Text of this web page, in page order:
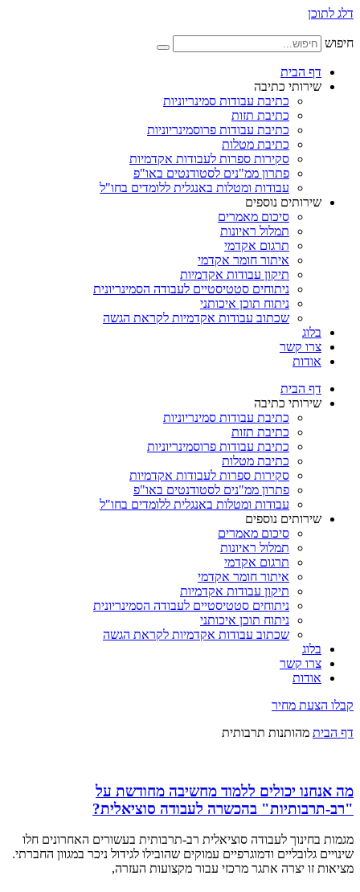
דלג לתוכן
חיפוש
דף הבית
שירותי כתיבה
כתיבת עבודות סמינריוניות
כתיבת תזות
כתיבת עבודות פרוסמינריוניות
כתיבת מטלות
סקירות ספרות לעבודות אקדמיות
פתרון ממ"נים לסטודנטים באו"פ
עבודות ומטלות באנגלית ללומדים בחו"ל
שירותים נוספים
סיכום מאמרים
תמלול ראיונות
תרגום אקדמי
איתור חומר אקדמי
תיקון עבודות אקדמיות
ניתוחים סטטיסטיים לעבודה הסמינריונית
ניתוח תוכן איכותני
שכתוב עבודות אקדמיות לקראת הגשה
בלוג
צרו קשר
אודות
דף הבית
שירותי כתיבה
כתיבת עבודות סמינריוניות
כתיבת תזות
כתיבת עבודות פרוסמינריוניות
כתיבת מטלות
סקירות ספרות לעבודות אקדמיות
פתרון ממ"נים לסטודנטים באו"פ
עבודות ומטלות באנגלית ללומדים בחו"ל
שירותים נוספים
סיכום מאמרים
תמלול ראיונות
תרגום אקדמי
איתור חומר אקדמי
תיקון עבודות אקדמיות
ניתוחים סטטיסטיים לעבודה הסמינריונית
ניתוח תוכן איכותני
שכתוב עבודות אקדמיות לקראת הגשה
בלוג
צרו קשר
אודות
קבלו הצעת מחיר
דף הבית מהותנות תרבותית
מה אנחנו יכולים ללמוד מחשיבה מחודשת על
"רב-תרבותיות" בהכשרה לעבודה סוציאלית?
מגמות בחינוך לעבודה סוציאלית רב-תרבותית בעשורים האחרונים חלו
שינויים גלובליים ודמוגרפיים עמוקים שהובילו לגידול ניכר במגוון החברתי.
מציאות זו יצרה אתגר מרכזי עבור מקצועות העזרה,